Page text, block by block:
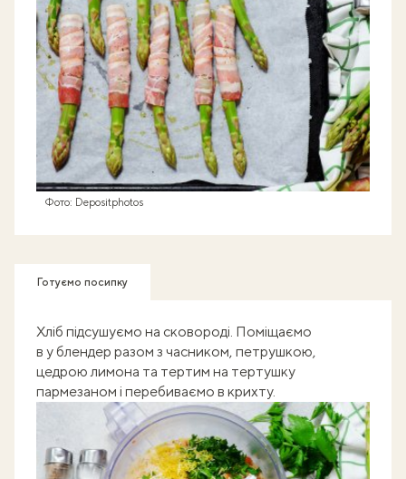
Фото: Depositphotos
Готуємо посипку
Хліб підсушуємо на сковороді. Поміщаємо
в у блендер разом з часником, петрушкою,
цедрою лимона та тертим на тертушку
пармезаном і перебиваємо в крихту.